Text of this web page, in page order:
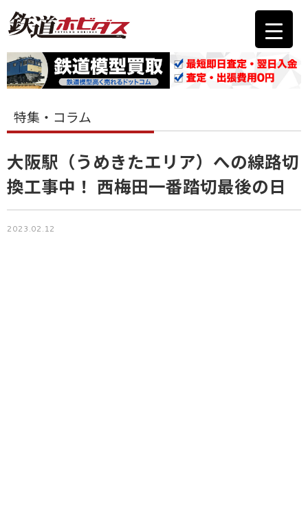
特集・コラム
大阪駅（うめきたエリア）への線路切
換工事中！ 西梅田一番踏切最後の日
2023.02.12